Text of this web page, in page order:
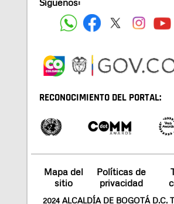
RECONOCIMIENTO DEL PORTAL:
Mapa del
sitio
Políticas de
privacidad
2024 ALCALDÍA DE BOGOTÁ D.C.